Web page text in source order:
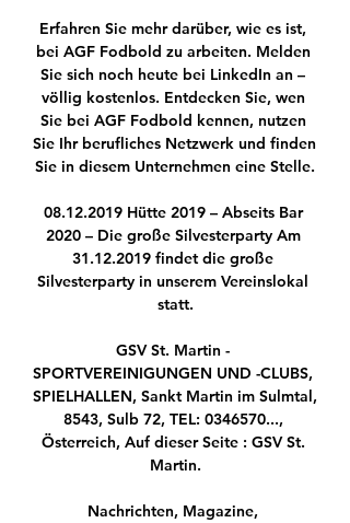
Erfahren Sie mehr darüber, wie es ist,
bei AGF Fodbold zu arbeiten. Melden
Sie sich noch heute bei LinkedIn an –
völlig kostenlos. Entdecken Sie, wen
Sie bei AGF Fodbold kennen, nutzen
Sie Ihr berufliches Netzwerk und finden
Sie in diesem Unternehmen eine Stelle.
08.12.2019 Hütte 2019 – Abseits Bar
2020 – Die große Silvesterparty Am
31.12.2019 findet die große
Silvesterparty in unserem Vereinslokal
statt.
GSV St. Martin -
SPORTVEREINIGUNGEN UND -CLUBS,
SPIELHALLEN, Sankt Martin im Sulmtal,
8543, Sulb 72, TEL: 0346570...,
Österreich, Auf dieser Seite : GSV St.
Martin.
Nachrichten, Magazine,